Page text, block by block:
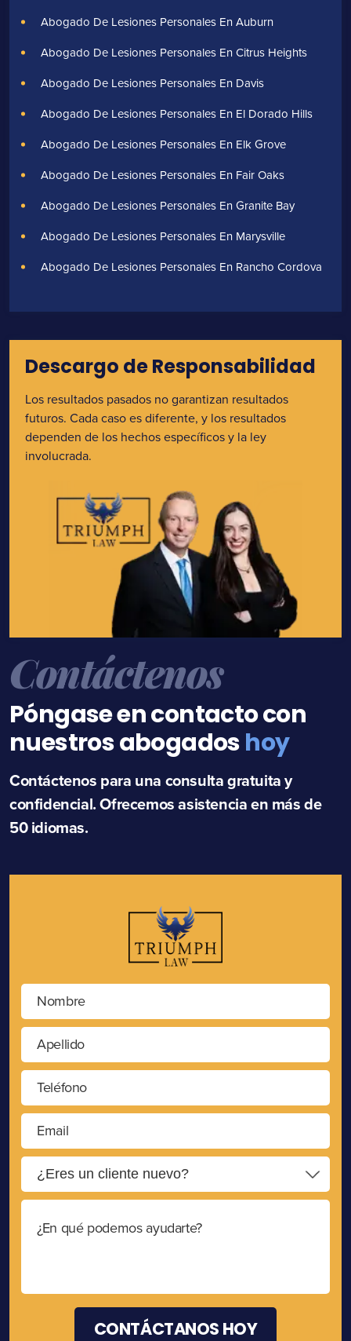
Abogado De Lesiones Personales En Auburn
Abogado De Lesiones Personales En Citrus Heights
Abogado De Lesiones Personales En Davis
Abogado De Lesiones Personales En El Dorado Hills
Abogado De Lesiones Personales En Elk Grove
Abogado De Lesiones Personales En Fair Oaks
Abogado De Lesiones Personales En Granite Bay
Abogado De Lesiones Personales En Marysville
Abogado De Lesiones Personales En Rancho Cordova
Descargo de Responsabilidad
Los resultados pasados no garantizan resultados
futuros. Cada caso es diferente, y los resultados
dependen de los hechos específicos y la ley
involucrada.
Contáctenos
Póngase en contacto con
nuestros abogadoshoy
Contáctenos para una consulta gratuita y
confidencial. Ofrecemos asistencia en más de
50 idiomas.